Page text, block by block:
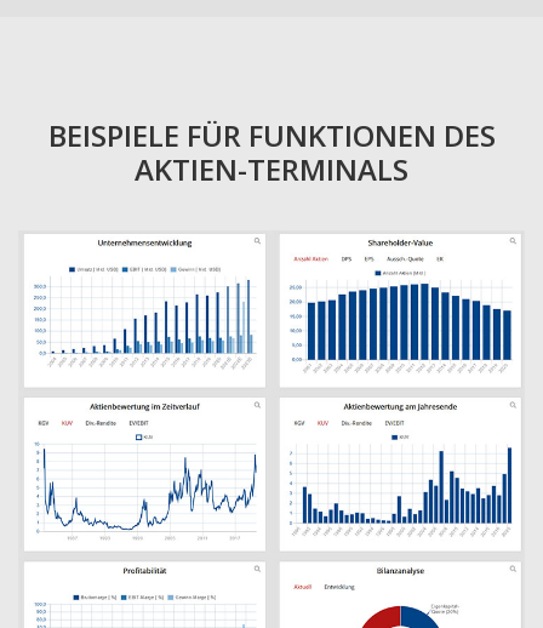
BEISPIELE FÜR FUNKTIONEN DES
AKTIEN-TERMINALS